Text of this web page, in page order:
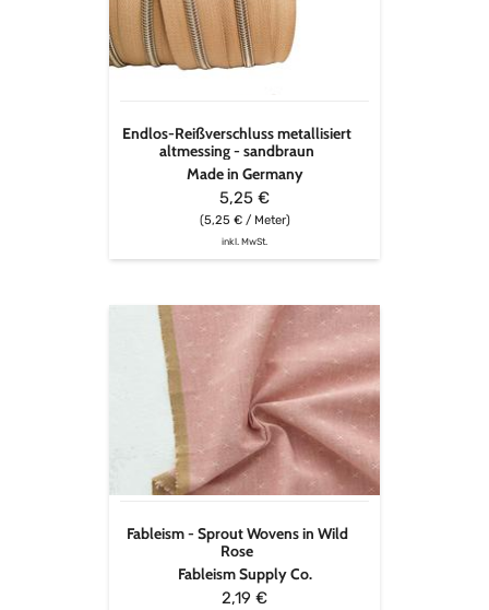
sandbraun
Endlos-Reißverschluss metallisiert
altmessing - sandbraun
Made in Germany
5,25 €
(5,25 € / Meter)
inkl. MwSt.
Fableism
Sprout
Wovens
Fableism - Sprout Wovens in Wild
Rose
Fableism Supply Co.
2,19 €